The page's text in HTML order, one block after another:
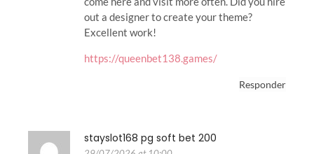
out a designer to create your theme?
Excellent work!
https://queenbet138.games/
Responder
stayslot168 pg soft bet 200